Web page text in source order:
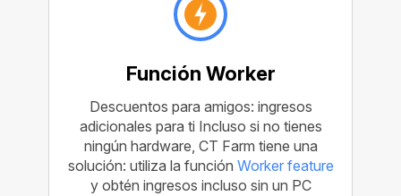
Función Worker
Descuentos para amigos: ingresos
adicionales para ti Incluso si no tienes
ningún hardware, CT Farm tiene una
solución: utiliza la función Worker feature
y obtén ingresos incluso sin un PC